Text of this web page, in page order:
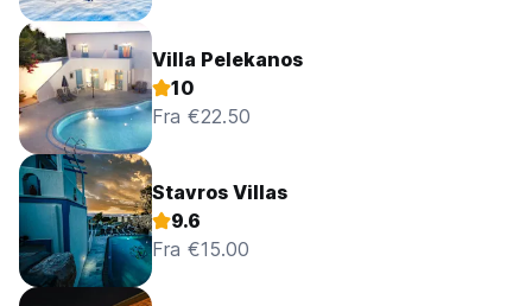
Villa Pelekanos
10
Fra €22.50
Stavros Villas
9.6
Fra €15.00